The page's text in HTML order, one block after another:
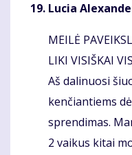
Lucia
Komentaras
MEILĖ
LIKI VISIŠKAI
Aš dalinuosi
kenčiantiems
sprendimas.
2 vaikus kitai